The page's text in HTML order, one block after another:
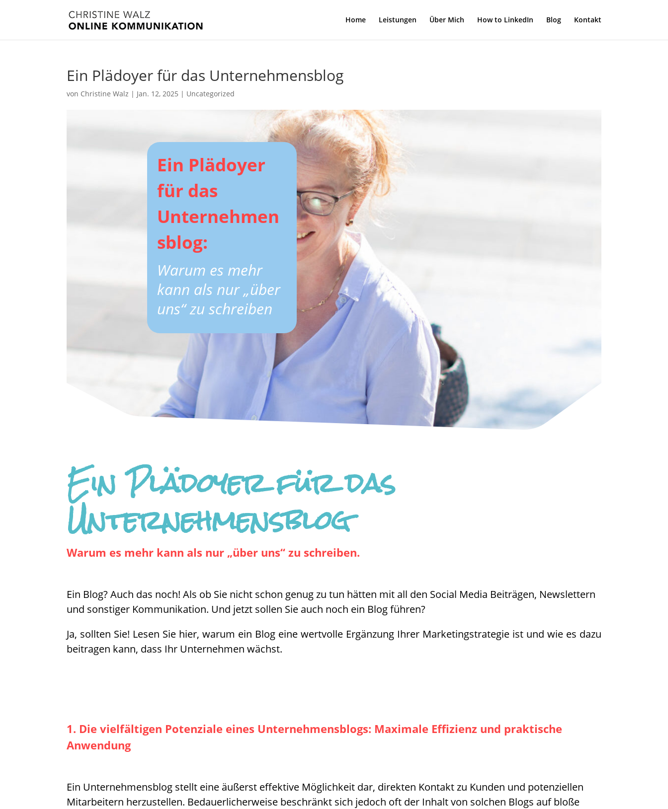
Home Leistungen Über Mich How to LinkedIn Blog Kontakt
Ein Plädoyer für das Unternehmensblog
von Christine Walz | Jan. 12, 2025 | Uncategorized
Ein Plädoyer
für das
Unternehmen
sblog:
Warum es mehr
kann als nur „über
uns“ zu schreiben
Ein Plädoyer für das
Unternehmensblog
Warum es mehr kann als nur „über uns“ zu schreiben.
Ein Blog? Auch das noch! Als ob Sie nicht schon genug zu tun hätten mit all den Social Media Beiträgen, Newslettern
und sonstiger Kommunikation. Und jetzt sollen Sie auch noch ein Blog führen?
Ja, sollten Sie! Lesen Sie hier, warum ein Blog eine wertvolle Ergänzung Ihrer Marketingstrategie ist und wie es dazu
beitragen kann, dass Ihr Unternehmen wächst.
1. Die vielfältigen Potenziale eines Unternehmensblogs: Maximale Effizienz und praktische
Anwendung
Ein Unternehmensblog stellt eine äußerst effektive Möglichkeit dar, direkten Kontakt zu Kunden und potenziellen
Mitarbeitern herzustellen. Bedauerlicherweise beschränkt sich jedoch oft der Inhalt von solchen Blogs auf bloße